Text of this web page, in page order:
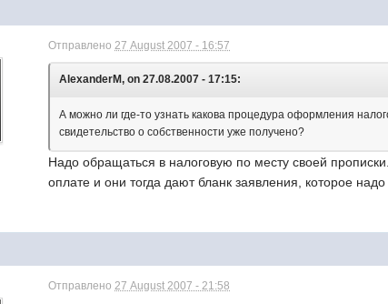
Отправлено27 August 2007 - 16:57
AlexanderM, on 27.08.2007 - 17:15:
А можно ли где-то узнать какова процедура оформления
свидетельство о собственности уже получено?
Надо обращаться в налоговую по месту своей
оплате и они тогда дают бланк заявления, которое
Отправлено27 August 2007 - 21:58